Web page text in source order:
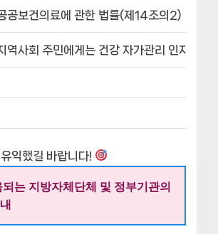
공보건의료에 관한 법률(제14조의2)
역사회 주민에게는 건강 자가관리 인지능
익했길 바랍니다!
는 지방자체단체 및 정부기관의